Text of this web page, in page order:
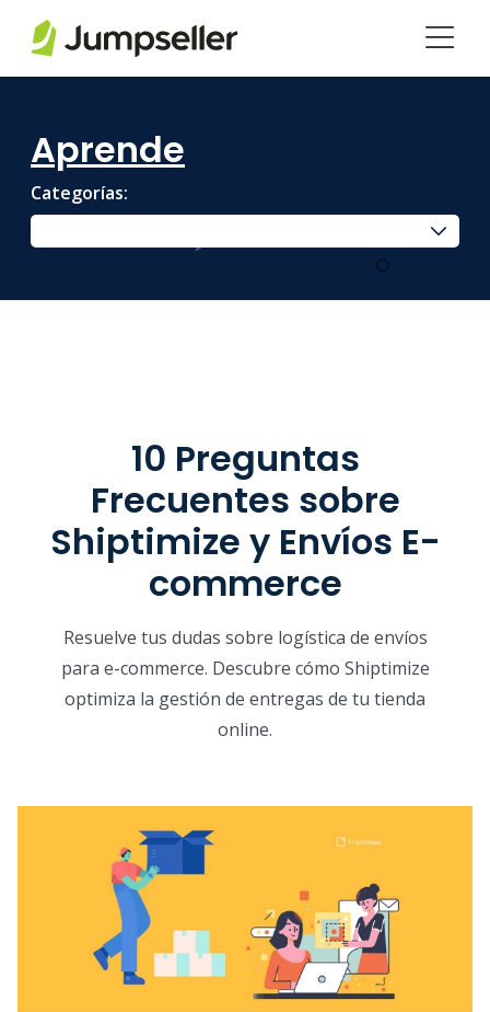
Aprende
Categorías:
10 Preguntas
Frecuentes sobre
Shiptimize y Envíos E-
commerce
Resuelve tus dudas sobre logística de envíos
para e-commerce. Descubre cómo Shiptimize
optimiza la gestión de entregas de tu tienda
online.